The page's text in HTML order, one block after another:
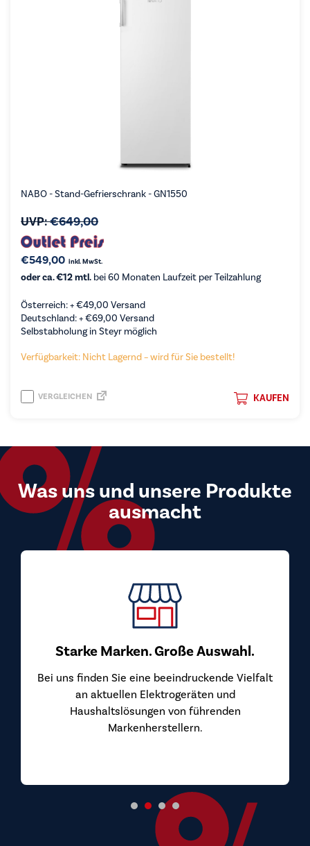
NABO - Stand-Gefrierschrank - GN1550
UVP:€649,00
€549,00 inkl. MwSt.
oder ca. €12 mtl. bei 60 Monaten Laufzeit per Teilzahlung
Österreich: +€49,00 Versand
Deutschland: +€69,00 Versand
Selbstabholung in Steyr möglich
Verfügbarkeit: Nicht Lagernd – wird für Sie bestellt!
KAUFEN
VERGLEICHEN
Was uns und unsere Produkte
ausmacht
Starke Marken. Große Auswahl.
Bei uns finden Sie eine beeindruckende Vielfalt
an aktuellen Elektrogeräten und
Haushaltslösungen von führenden
Markenherstellern.